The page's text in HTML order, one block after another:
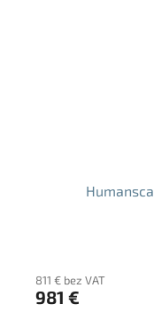
811 € bez VAT
981 €